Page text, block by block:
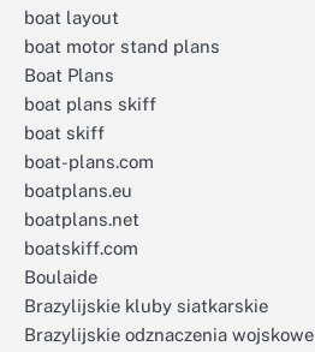
boat layout
boat motor stand plans
Boat Plans
boat plans skiff
boat skiff
boat-plans.com
boatplans.eu
boatplans.net
boatskiff.com
Boulaide
Brazylijskie kluby siatkarskie
Brazylijskie odznaczenia wojskowe